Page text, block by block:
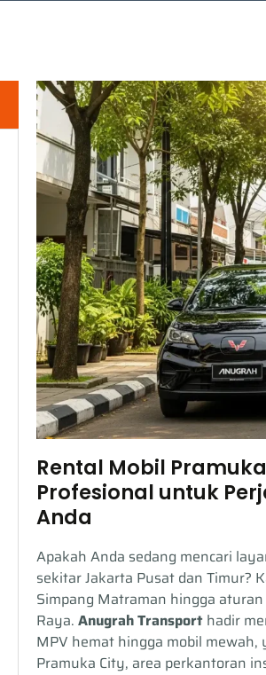
Rental Mobil
Profesional untuk
Anda
Apakah Anda sedang mencari
sekitar Jakarta Pusat dan Timur?
Simpang Matraman hingga
Raya. Anugrah Transporthadir
MPV hemat hingga mobil
Pramuka City, area perkantoran